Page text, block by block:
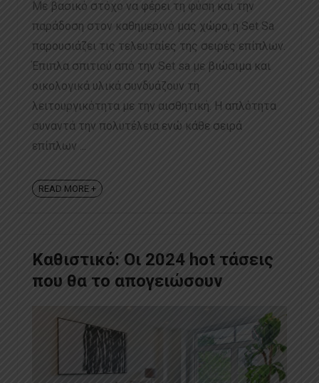
Με βασικό στόχο να φέρει τη φύση και την
παράδοση στον καθημερινό μας χώρο, η Set Sa
παρουσιάζει τις τελευταίες της σειρές επίπλων.
Έπιπλα σπιτιού από την Set sa με βιώσιμα και
οικολογικά υλικά συνδυάζουν τη
λειτουργικότητα με την αισθητική. Η απλότητα
συναντά την πολυτέλεια ενώ κάθε σειρά
επίπλων ...
READ MORE +
Καθιστικό: Οι 2024 hot τάσεις
που θα το απογειώσουν